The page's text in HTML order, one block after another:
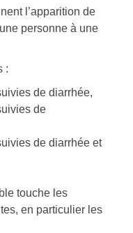
l’apparition de
personne à une
:
de diarrhée,
de
de diarrhée et
touche les
en particulier les